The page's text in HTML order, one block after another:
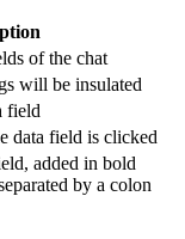
of the chat
will be insulated
field
data field is clicked
added in bold
by a colon